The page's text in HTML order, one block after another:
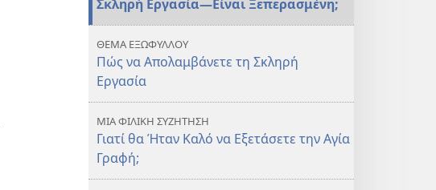
Σας
Σας
Σκληρή Εργασία—Είναι Ξεπερασμένη;
ΘΕΜΑ ΕΞΩΦΥΛΛΟΥ
Πώς να Απολαμβάνετε τη Σκληρή
Εργασία
ΜΙΑ ΦΙΛΙΚΗ ΣΥΖΗΤΗΣΗ
Γιατί θα Ήταν Καλό να Εξετάσετε την Αγία
Γραφή;